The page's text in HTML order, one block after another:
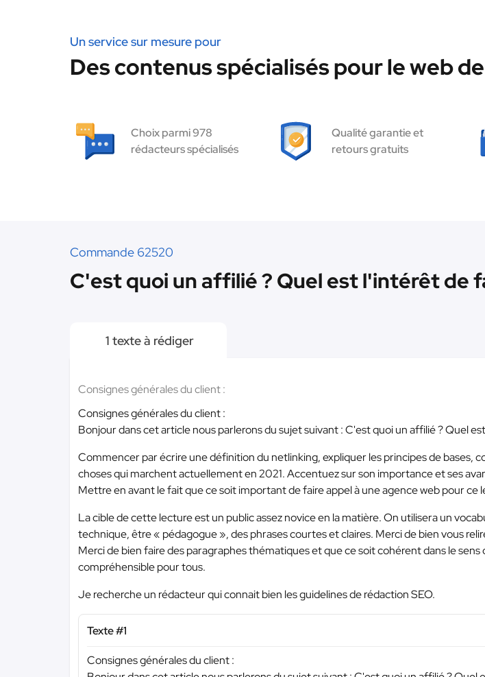
Un service sur mesure pour
Des contenus spécialisés pour le web
Choix parmi 978
rédacteurs spécialisés
Qualité garantie et
retours gratuits
Commande 62520
C'est quoi un affilié ? Quel est l'intérêt de
1 texte à rédiger
Consignes générales du client :
Consignes générales du client :
Bonjour dans cet article nous parlerons du sujet suivant : C'est quoi un affilié ? Quel
Commencer par écrire une définition du netlinking, expliquer les principes de bases,
choses qui marchent actuellement en 2021. Accentuez sur son importance et ses
Mettre en avant le fait que ce soit important de faire appel à une agence web pour ce
La cible de cette lecture est un public assez novice en la matière. On utilisera un
technique, être « pédagogue », des phrases courtes et claires. Merci de bien vous
Merci de bien faire des paragraphes thématiques et que ce soit cohérent dans le sens
compréhensible pour tous.
Je recherche un rédacteur qui connait bien les guidelines de rédaction SEO.
Texte #1
Consignes générales du client :